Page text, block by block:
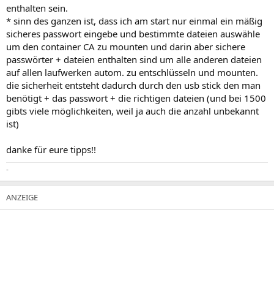
enthalten sein.
* sinn des ganzen ist, dass ich am start nur einmal ein mäßig
sicheres passwort eingebe und bestimmte dateien auswähle
um den container CA zu mounten und darin aber sichere
passwörter + dateien enthalten sind um alle anderen dateien
auf allen laufwerken autom. zu entschlüsseln und mounten.
die sicherheit entsteht dadurch durch den usb stick den man
benötigt + das passwort + die richtigen dateien (und bei 1500
gibts viele möglichkeiten, weil ja auch die anzahl unbekannt
ist)
danke für eure tipps!!
-